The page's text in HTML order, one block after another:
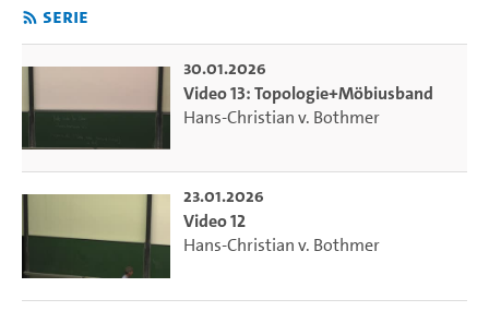
Serie
30.01.2026
Video 13: Topologie+Möbiusband
Hans-Christian v. Bothmer
23.01.2026
Video 12
Hans-Christian v. Bothmer